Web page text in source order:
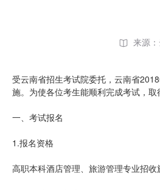
来源
受云南省招生考试院委托，云南省
施。为使各位考生能顺利完成考试，
一、考试报名
1.报名资格
高职本科酒店管理、旅游管理专业招